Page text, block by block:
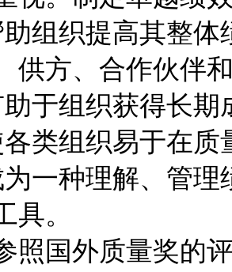
织提高其整体
供方、合作伙伴
组织获得长期
组织易于在质
种理解、管理
具。
国外质量奖的评